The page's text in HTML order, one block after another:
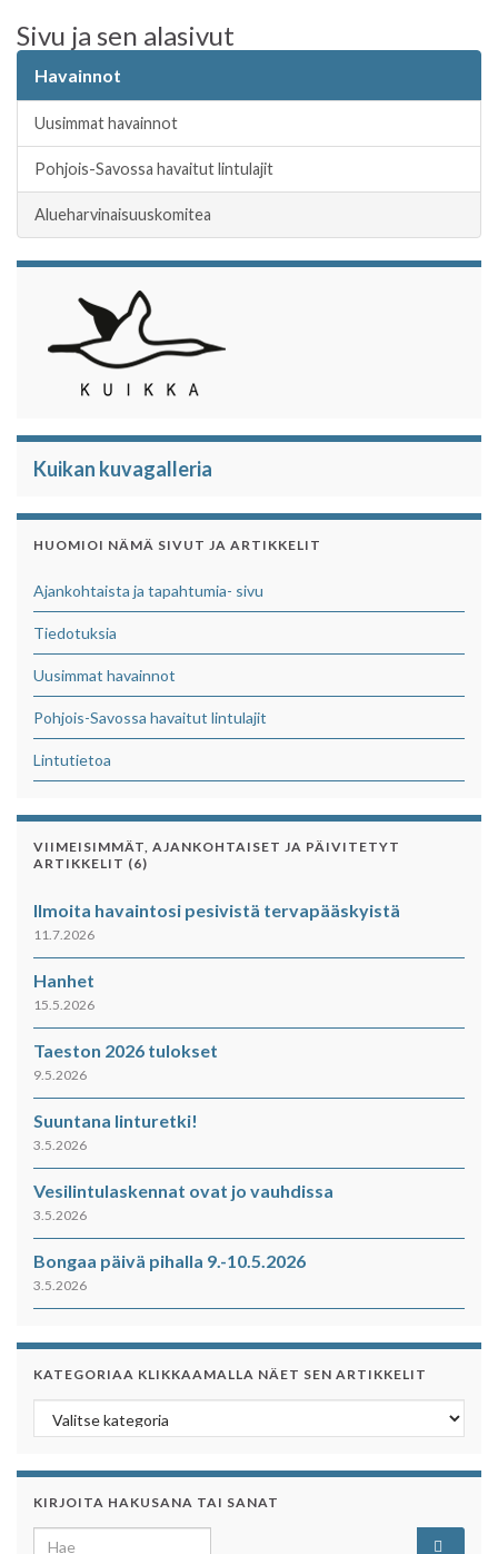
e
o
o
k
t
e
r
t
A
p
p
r
Sivu ja sen alasivut
Havainnot
Uusimmat havainnot
Pohjois-Savossa havaitut lintulajit
Alueharvinaisuuskomitea
Kuikan kuvagalleria
HUOMIOI NÄMÄ SIVUT JA ARTIKKELIT
Ajankohtaista ja tapahtumia- sivu
Tiedotuksia
Uusimmat havainnot
Pohjois-Savossa havaitut lintulajit
Lintutietoa
VIIMEISIMMÄT, AJANKOHTAISET JA PÄIVITETYT
ARTIKKELIT (6)
Ilmoita havaintosi pesivistä tervapääskyistä
11.7.2026
Hanhet
15.5.2026
Taeston 2026 tulokset
9.5.2026
Suuntana linturetki!
3.5.2026
Vesilintulaskennat ovat jo vauhdissa
3.5.2026
Bongaa päivä pihalla 9.-10.5.2026
3.5.2026
KATEGORIAA KLIKKAAMALLA NÄET SEN ARTIKKELIT
Kategoriaa klikkaamalla näet sen artikkelit
KIRJOITA HAKUSANA TAI SANAT
Search for: